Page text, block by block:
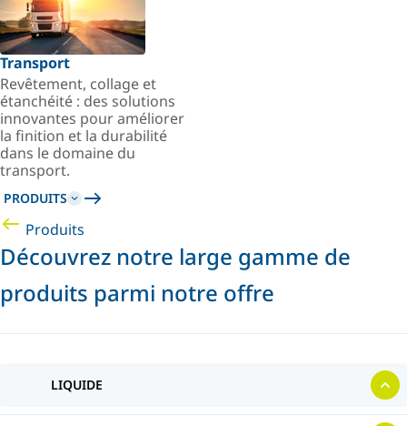
Transport
Revêtement, collage et
étanchéité : des solutions
innovantes pour améliorer
la finition et la durabilité
dans le domaine du
transport.
PRODUITS
Produits
Découvrez notre large gamme de
produits parmi notre offre
LIQUIDE